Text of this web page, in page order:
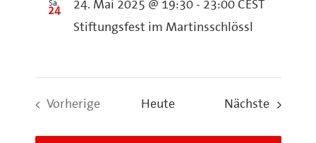
Sa.
24 24. Mai 2025 @ 19:30- 23:00 CEST
Stiftungsfest im Martinsschlössl
Vorherige
Heute Nächste